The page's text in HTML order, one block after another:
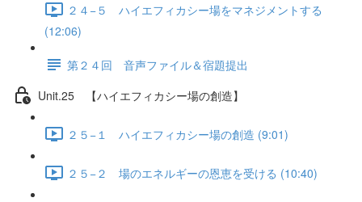
２４−５ ハイエフィカシー場をマネジメントする
(12:06)
第２４回 音声ファイル＆宿題提出
Unit.25 【ハイエフィカシー場の創造】
２５−１ ハイエフィカシー場の創造 (9:01)
２５−２ 場のエネルギーの恩恵を受ける (10:40)